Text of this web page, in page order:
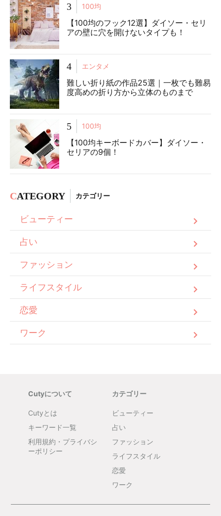
3 100均
【100均のフック12選】ダイソー・セリ
アの壁に穴を開けないタイプも！
4 エンタメ
難しい折り紙の作品25選｜一枚でも難易
度高めの折り方から立体のものまで
5 100均
【100均キーボードカバー】ダイソー・
セリアの9個！
CATEGORY カテゴリー
ビューティー
占い
ファッション
ライフスタイル
恋愛
ワーク
Cutyについて
Cutyとは
キーワード一覧
利用規約・プライバシ
ーポリシー
カテゴリー
ビューティー
占い
ファッション
ライフスタイル
恋愛
ワーク